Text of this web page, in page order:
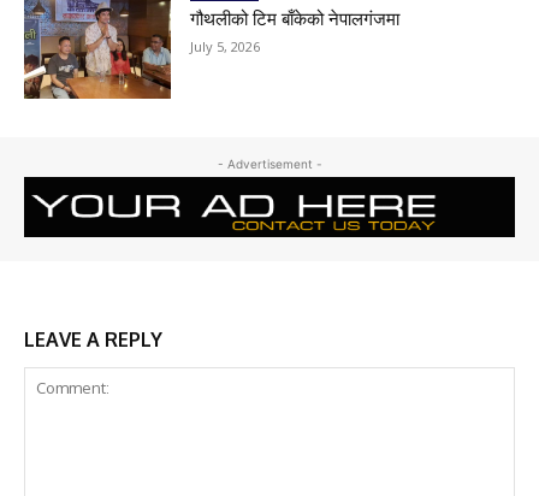
गौथलीको टिम बाँकेको नेपालगंजमा
July 5, 2026
- Advertisement -
LEAVE A REPLY